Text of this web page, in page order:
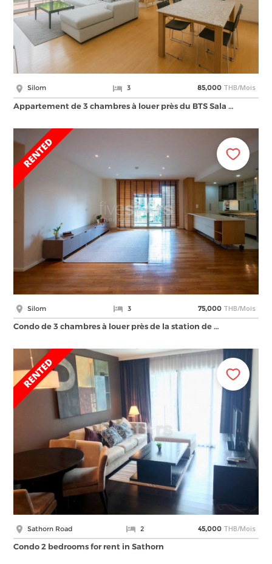
Silom 3 85,000 THB/Mois
Appartement de 3 chambres à louer près du BTS Sala …
Silom 3 75,000 THB/Mois
Condo de 3 chambres à louer près de la station de …
Sathorn Road 2 45,000 THB/Mois
Condo 2 bedrooms for rent in Sathorn